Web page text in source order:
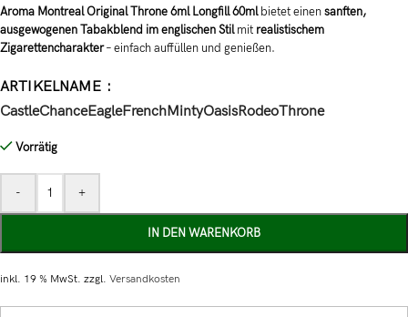
Aroma Montreal Original Throne 6ml Longfill 60mlbietet einensanften,
ausgewogenen Tabakblend im englischen Stilmit realistischem
Zigarettencharakter– einfach auffüllen und genießen.
ARTIKELNAME
CastleChanceEagleFrenchMintyOasisRodeoThrone
Vorrätig
- +
IN DEN WARENKORB
inkl. 19 % MwSt. zzgl. Versandkosten